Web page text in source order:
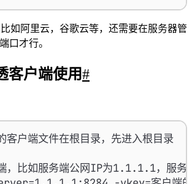
如阿里云，谷歌云等，还需要在服务器管
端口才行。
客户端使用#
客户端文件在根目录，先进入根目录
，比如服务端公网IP为1.1.1.1，服